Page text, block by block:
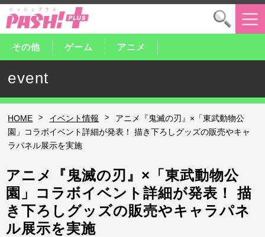
その他 ゲーム アニメ
event
HOME > イベント情報 >
アニメ『鬼滅の刃』×「東武動物公
園」コラボイベント詳細が発表！ 描き下ろしグッズの販売やキャ
ラパネル展示を実施
アニメ『鬼滅の刃』×「東武動物公
園」コラボイベント詳細が発表！ 描
き下ろしグッズの販売やキャラパネ
ル展示を実施